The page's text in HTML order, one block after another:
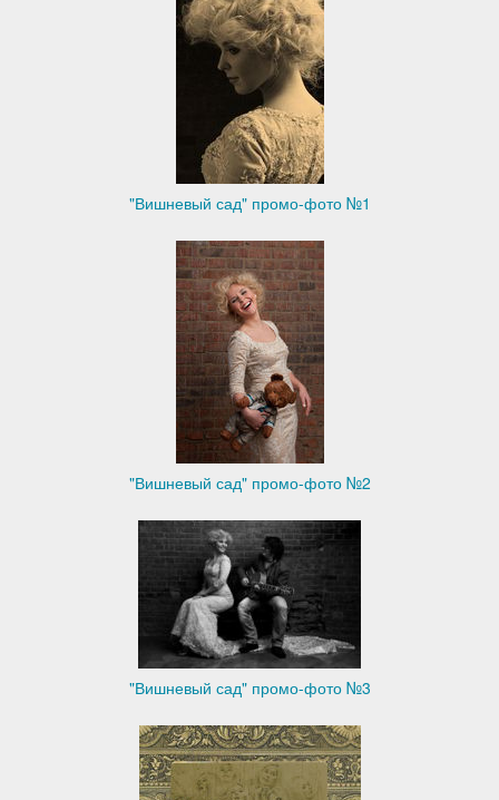
"Вишневый сад" промо-фото №1
"Вишневый сад" промо-фото №2
"Вишневый сад" промо-фото №3